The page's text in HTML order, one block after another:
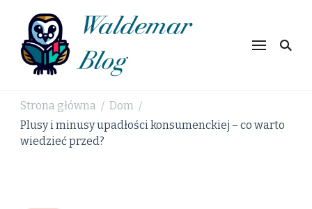
Waldemar
Strona główna / Dom /
Plusy i minusy upadłości konsumenckiej – co warto
wiedzieć przed?